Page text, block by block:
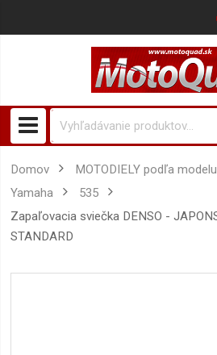
Domov MOTODIELY podľa modelu
Yamaha
535
zapaľovacia sviečka DENSO - JAPONSKO W22EPR-U NICKEL
STANDARD